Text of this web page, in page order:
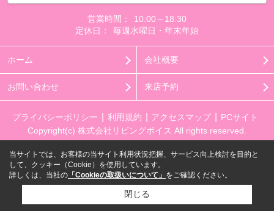
営業時間：
10:00～18:30
定休日：
毎週水曜日・年末年始
ホーム 会社概要
お問い合わせ 来店予約
プライバシーポリシー 利用規約 アクセスマップ
PCサイト
Copyright(c) 株式会社リビングボイス All rights reserved.
当サイトでは、お客様の当サイト利用状況把握、サービス向上検討を目的と
して、クッキー（Cookie）を使用しています。
詳しくは、当社の 「Cookieの取扱いについて」 をご確認ください。
閉じる